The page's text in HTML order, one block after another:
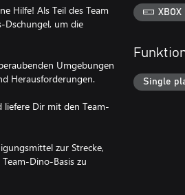
Hilfe! Als Teil des Team
Dschungel, um die
Umgebungen
Herausforderungen.
liefere Dir mit den Team-
zur Strecke,
Dino-Basis zu
XBOX
Single